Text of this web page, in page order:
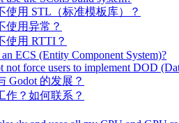
使用 STL（标准模板库）？
使用异常？
使用 RTTI？
ECS (Entity Component System)?
not force users to implement DOD
Godot 的发展？
作？如何联系？